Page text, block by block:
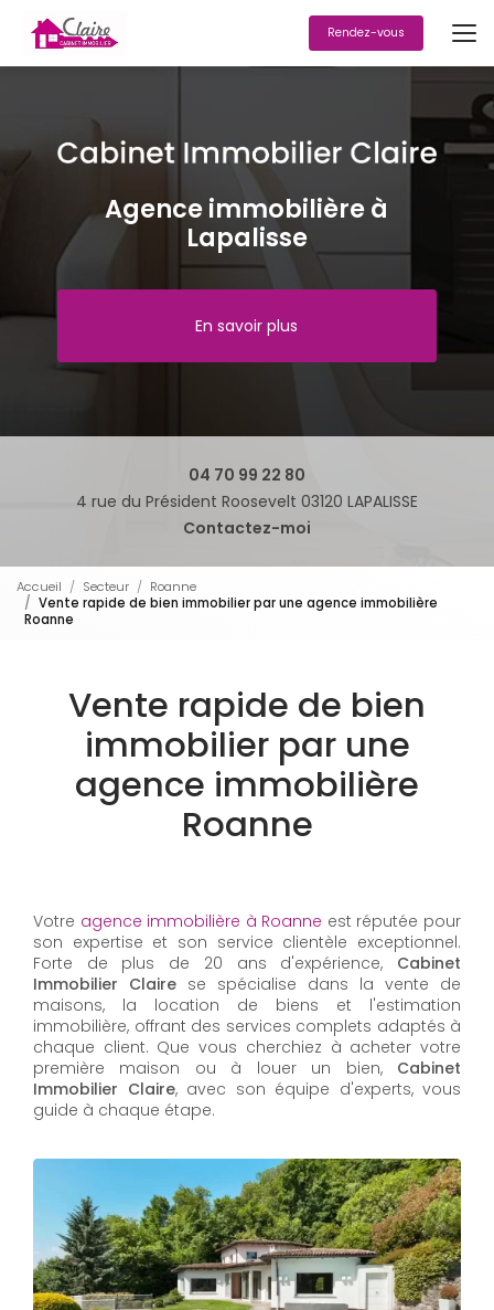
contenu
principal
Rendez-vous
Agence immobilière à
Lapalisse
En savoir plus
04 70 99 22 80
4 rue du Président Roosevelt 03120 LAPALISSE
Contactez-moi
Accueil Secteur
Roanne
Vente rapide de bien immobilier par une agence immobilière
Roanne
Vente rapide de bien
immobilier par une
agence immobilière
Roanne
Votre agence immobilière à Roanne est réputée pour
son expertise et son service clientèle exceptionnel.
Forte de plus de 20 ans d'expérience, Cabinet
Immobilier Claire se spécialise dans la vente de
maisons, la location de biens et l'estimation
immobilière, offrant des services complets adaptés à
chaque client. Que vous cherchiez à acheter votre
première maison ou à louer un bien, Cabinet
Immobilier Claire, avec son équipe d'experts, vous
guide à chaque étape.